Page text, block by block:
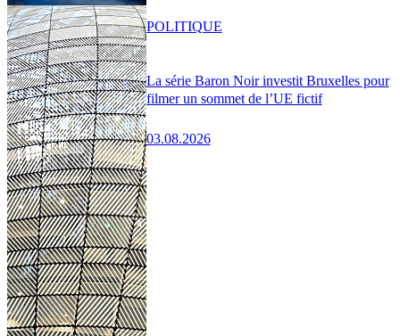
La série Baron Noir investit Bruxelles pour
filmer un sommet de l’UE fictif
03.08.2026
POLITIQUE